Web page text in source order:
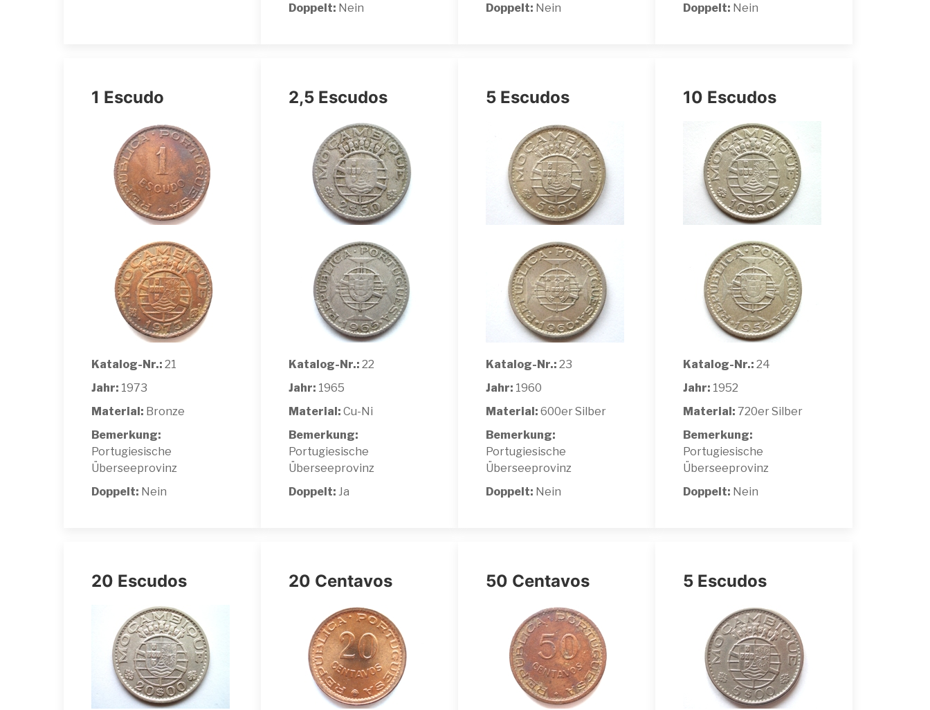
Doppelt: Nein
Doppelt: Nein
Doppelt: Nein
1 Escudo
Katalog-Nr.: 21
Jahr: 1973
Material: Bronze
Bemerkung:
Portugiesische
Überseeprovinz
Doppelt: Nein
2,5 Escudos
Katalog-Nr.: 22
Jahr: 1965
Material: Cu-Ni
Bemerkung:
Portugiesische
Überseeprovinz
Doppelt: Ja
5 Escudos
Katalog-Nr.: 23
Jahr: 1960
Material: 600er Silber
Bemerkung:
Portugiesische
Überseeprovinz
Doppelt: Nein
10 Escudos
Katalog-Nr.: 24
Jahr: 1952
Material: 720er Silber
Bemerkung:
Portugiesische
Überseeprovinz
Doppelt: Nein
20 Escudos 20 Centavos 50 Centavos 5 Escudos